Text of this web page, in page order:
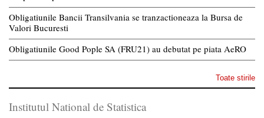
Obligatiunile Bancii Transilvania se tranzactioneaza la Bursa de
Valori Bucuresti
Obligatiunile Good Pople SA (FRU21) au debutat pe piata AeRO
Toate stirile
Institutul National de Statistica